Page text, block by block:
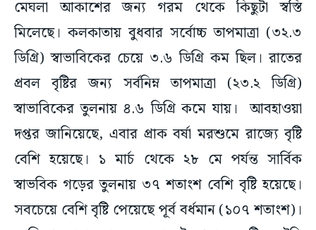
মেঘলা আকাশের জন্য গরম থেকে কিছুটা স্বস্তি
মিলেছে। কলকাতায় বুধবার সর্বোচ্চ তাপমাত্রা (৩২.৩
ডিগ্রি) স্বাভাবিকের চেয়ে ৩.৬ ডিগ্রি কম ছিল। রাতের
প্রবল বৃষ্টির জন্য সর্বনিম্ন তাপমাত্রা (২৩.২ ডিগ্রি)
স্বাভাবিকের তুলনায় ৪.৬ ডিগ্রি কমে যায়। আবহাওয়া
দপ্তর জানিয়েছে, এবার প্রাক বর্ষা মরশুমে রাজ্যে বৃষ্টি
বেশি হয়েছে। ১ মার্চ থেকে ২৮ মে পর্যন্ত সার্বিক
স্বাভবিক গড়ের তুলনায় ৩৭ শতাংশ বেশি বৃষ্টি হয়েছে।
সবচেয়ে বেশি বৃষ্টি পেয়েছে পূর্ব বর্ধমান (১০৭ শতাংশ)।